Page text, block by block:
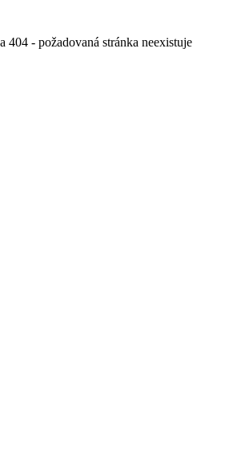
404 - požadovaná stránka neexistuje